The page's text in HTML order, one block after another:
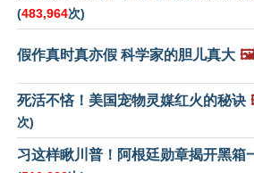
(483,964次)
假作真时真亦假 科学家的胆儿真大 🖼️
死活不悋！美国宠物灵媒红火的秘诀
次)
习这样瞅川普！阿根廷勋章揭开黑箱